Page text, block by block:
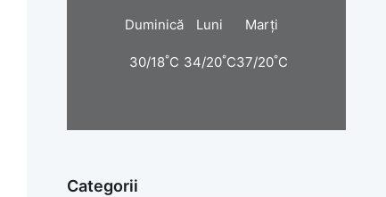
Duminică
30/18°C
Luni
34/20°C
Marți
37/20°C
Categorii